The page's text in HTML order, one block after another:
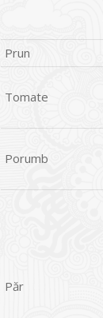
Prun
Tomate
Porumb
Păr